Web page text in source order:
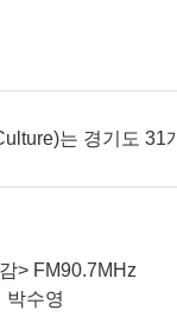
는 경기도
> FM90.7MHz
박수영